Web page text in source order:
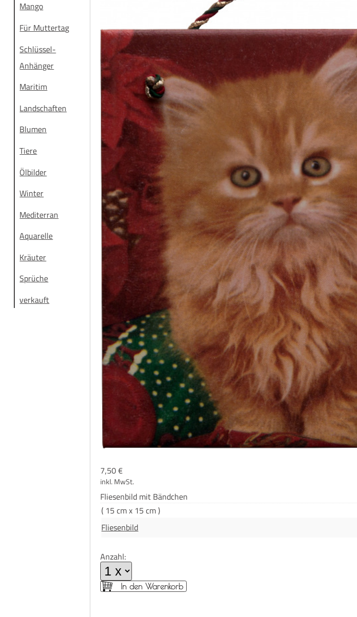
7,50€
inkl. MwSt.
Flie­sen­bild mit Bändchen
( 15 cm x 15 cm )
Fliesenbild
Anzahl:
In den Warenkorb
Mango
Für Muttertag
Schlüssel-
Anhänger
Maritim
Landschaften
Blumen
Tiere
Ölbilder
Winter
Mediterran
Aquarelle
Kräuter
Sprüche
verkauft